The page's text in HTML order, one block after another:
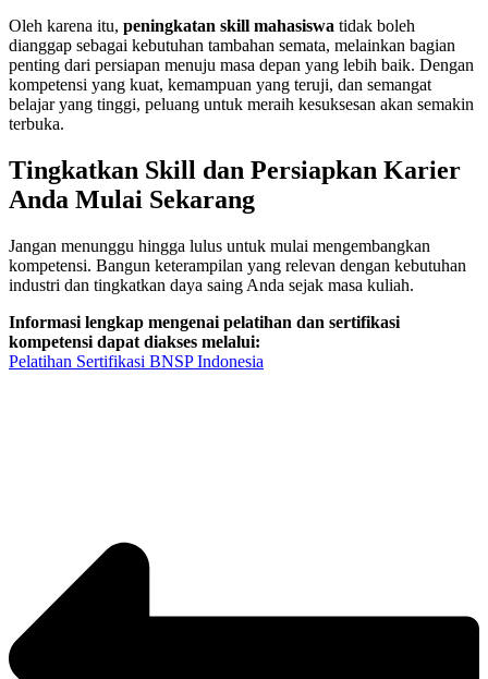
Oleh karena itu, peningkatan skill mahasiswa tidak boleh
dianggap sebagai kebutuhan tambahan semata, melainkan bagian
penting dari persiapan menuju masa depan yang lebih baik. Dengan
kompetensi yang kuat, kemampuan yang teruji, dan semangat
belajar yang tinggi, peluang untuk meraih kesuksesan akan semakin
terbuka.
Tingkatkan Skill dan Persiapkan Karier
Anda Mulai Sekarang
Jangan menunggu hingga lulus untuk mulai mengembangkan
kompetensi. Bangun keterampilan yang relevan dengan kebutuhan
industri dan tingkatkan daya saing Anda sejak masa kuliah.
Informasi lengkap mengenai pelatihan dan sertifikasi
kompetensi dapat diakses melalui:
Pelatihan Sertifikasi BNSP Indonesia